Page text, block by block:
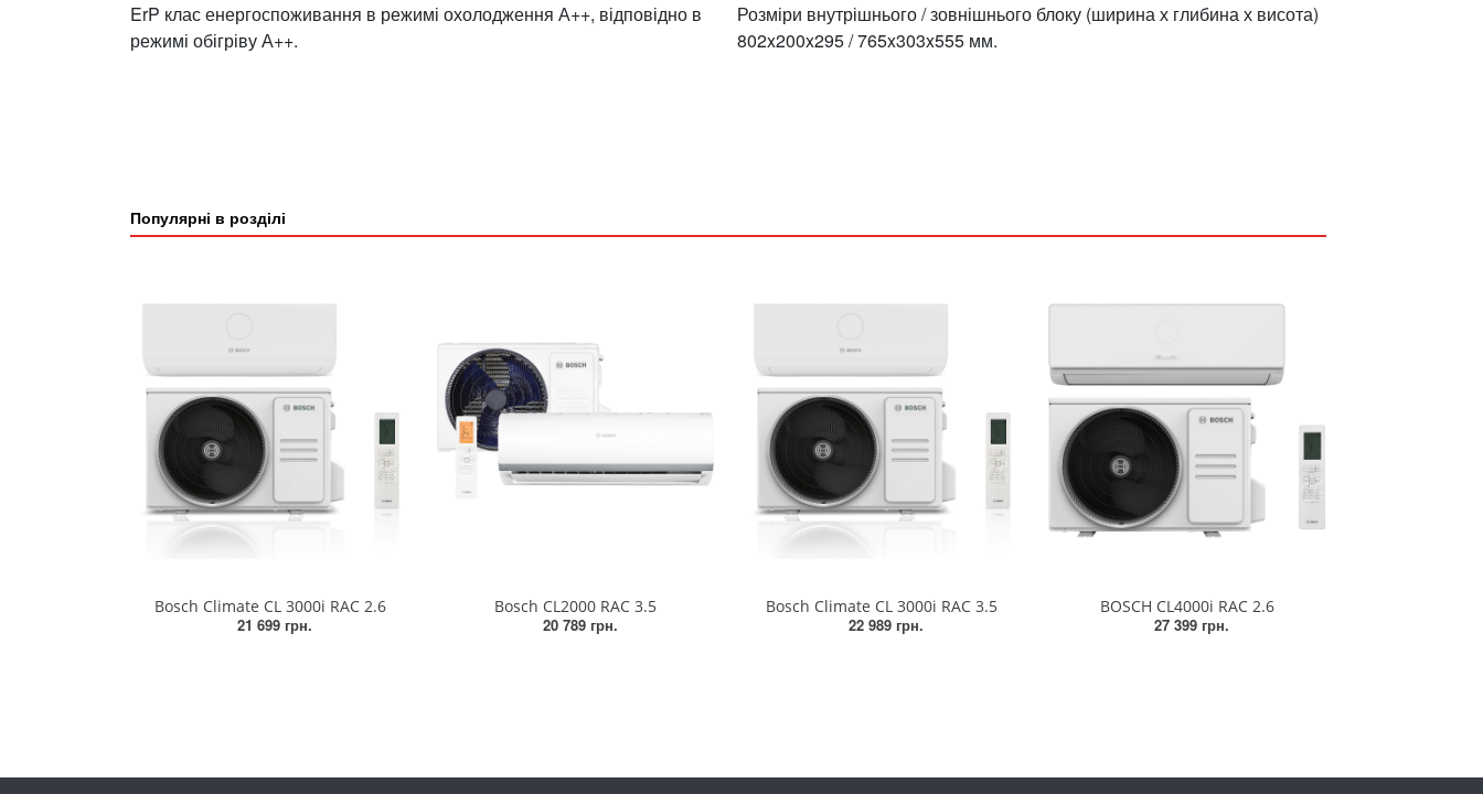
ErP клас енергоспоживання в режимі охолодження А++, відповідно в
режимі обігріву А++.
Розміри внутрішнього / зовнішнього блоку (ширина х глибина х висота)
802x200x295 / 765x303x555 мм.
Популярні в розділі
Bosch Climate CL 3000i RAC 2.6
21 699 грн.
Bosch CL2000 RAC 3.5
20 789 грн.
Bosch Climate CL 3000i RAC 3.5
22 989 грн.
BOSCH CL4000i RAC 2.6
27 399 грн.